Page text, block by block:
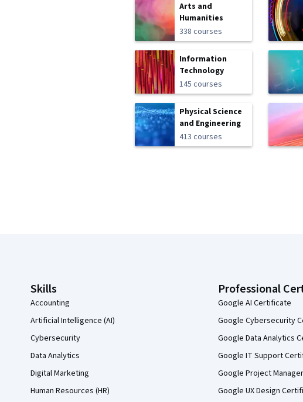
Arts and
Humanities
338 courses
Information
Technology
145 courses
Physical Science
and Engineering
413 courses
Skills
Accounting
Artificial Intelligence (AI)
Cybersecurity
Data Analytics
Digital Marketing
Human Resources (HR)
Professional
Google AI Certificate
Google Cybersecurity
Google Data Analytics
Google IT Support
Google Project
Google UX Design